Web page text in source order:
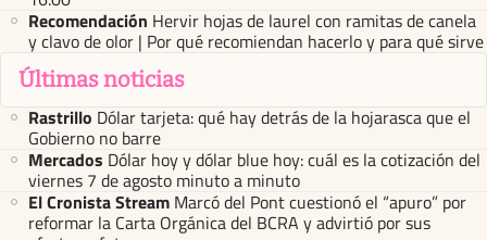
Recomendación Hervir hojas de laurel con ramitas de canela
y clavo de olor | Por qué recomiendan hacerlo y para qué sirve
Últimas noticias
Rastrillo Dólar tarjeta: qué hay detrás de la hojarasca que el
Gobierno no barre
Mercados Dólar hoy y dólar blue hoy: cuál es la cotización del
viernes 7 de agosto minuto a minuto
El Cronista Stream Marcó del Pont cuestionó el “apuro” por
reformar la Carta Orgánica del BCRA y advirtió por sus